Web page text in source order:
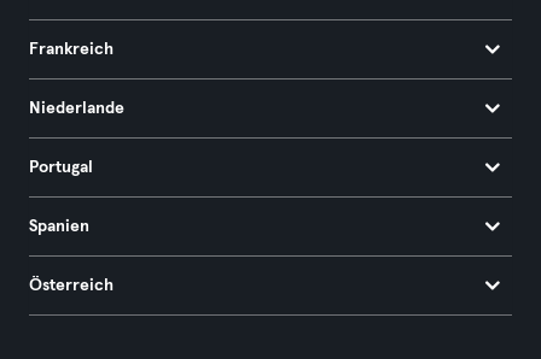
Frankreich
Niederlande
Portugal
Spanien
Österreich